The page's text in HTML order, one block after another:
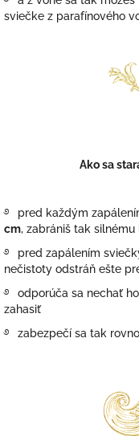
sviečke z parafínového
Ako sa
࿔ pred každým
cm, zabrániš tak silnému
࿔
pred zapálením
nečistoty odstráň ešte
࿔
odporúča sa nechať
zahasiť
࿔
zabezpečí sa tak